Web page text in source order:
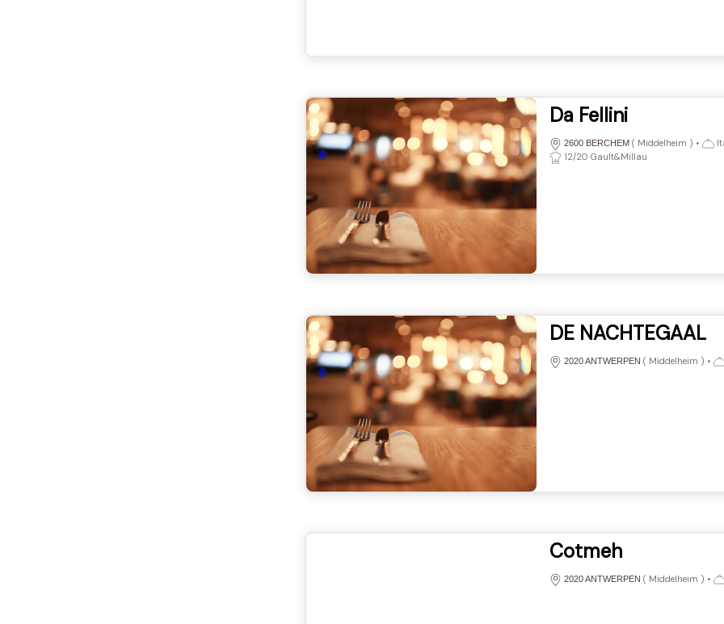
Da Fellini
2600 BERCHEM ( Middelheim ) •
12/20 Gault&Millau
DE NACHTEGAAL
2020 ANTWERPEN ( Middelheim ) •
Cotmeh
2020 ANTWERPEN ( Middelheim ) •